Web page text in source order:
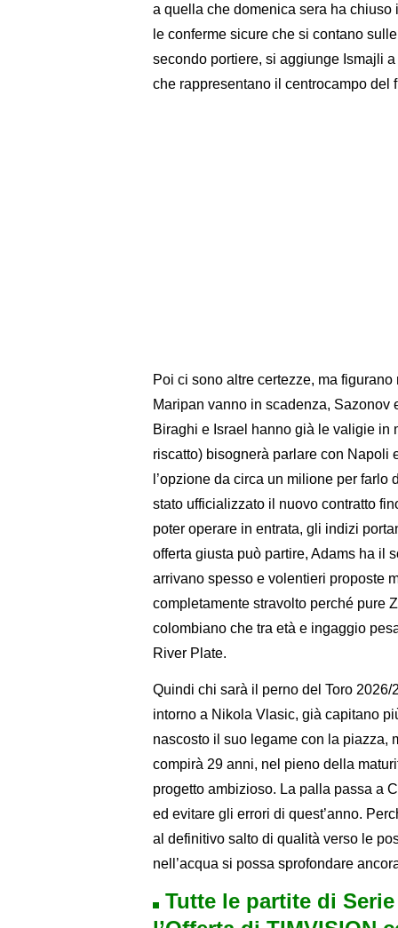
a quella che domenica sera ha
le conferme sicure che si contano
secondo portiere, si aggiunge Ismajli
che rappresentano il centrocampo del
Poi ci sono altre certezze, ma
Maripan vanno in scadenza, Sazonov
Biraghi e Israel hanno già le valigie in
riscatto) bisognerà parlare con Napoli
l’opzione da circa un milione per
stato ufficializzato il nuovo contratto
poter operare in entrata, gli indizi
offerta giusta può partire, Adams ha il
arrivano spesso e volentieri proposte
completamente stravolto perché pure
colombiano che tra età e ingaggio
River Plate.
Quindi chi sarà il perno del Toro
intorno a Nikola Vlasic, già capitano
nascosto il suo legame con la piazza,
compirà 29 anni, nel pieno della
progetto ambizioso. La palla passa a
ed evitare gli errori di quest’anno.
al definitivo salto di qualità verso le
nell’acqua si possa sprofondare
Tutte le partite di